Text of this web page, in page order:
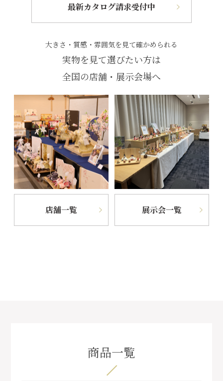
最新カタログ請求受付中
大きさ・質感・雰囲気を見て確かめられる
実物を見て選びたい方は
全国の店舗・展示会場へ
店舗一覧 展示会一覧
商品一覧